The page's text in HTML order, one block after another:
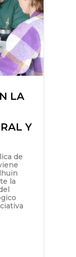
LA
Y
de
la